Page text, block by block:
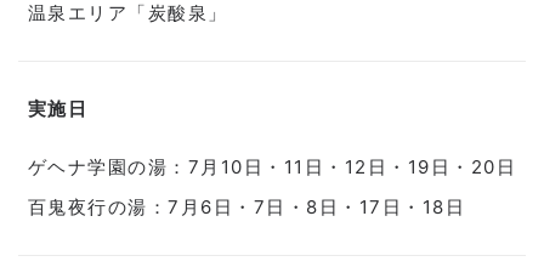
温泉エリア「炭酸泉」
実施日
ゲヘナ学園の湯：7月10日・11日・12日・19日・20日
百鬼夜行の湯：7月6日・7日・8日・17日・18日